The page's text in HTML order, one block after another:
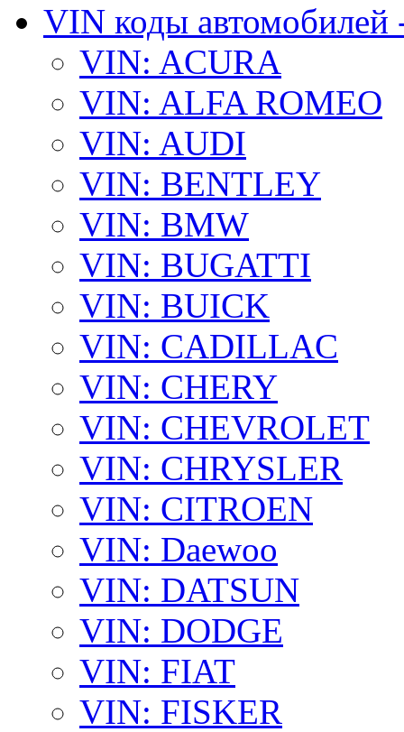
VIN коды автомобилей
VIN: ACURA
VIN: ALFA ROMEO
VIN: AUDI
VIN: BENTLEY
VIN: BMW
VIN: BUGATTI
VIN: BUICK
VIN: CADILLAC
VIN: CHERY
VIN: CHEVROLET
VIN: CHRYSLER
VIN: CITROEN
VIN: Daewoo
VIN: DATSUN
VIN: DODGE
VIN: FIAT
VIN: FISKER